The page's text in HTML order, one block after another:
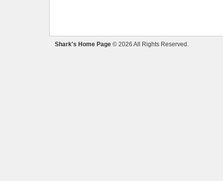
Shark's Home Page © 2026 All Rights Reserved.